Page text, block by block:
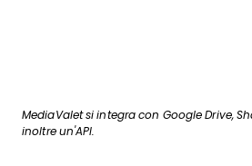
MediaValet si integra con Google Drive,
inoltre un'API.